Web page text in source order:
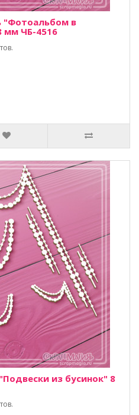
"Фотоальбом в
мм ЧБ-4516
из бусинок" 8